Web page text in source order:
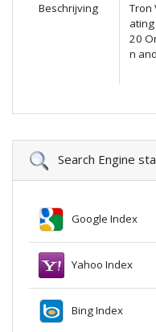
Beschrijving
Tron
ating
20
n
Search Engine
Google Index
Yahoo Index
Bing Index